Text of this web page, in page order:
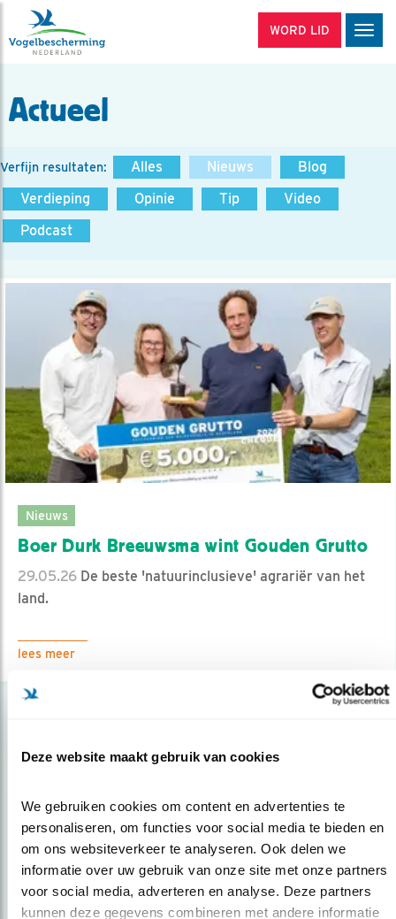
Deze website maakt gebruik van cookies
We gebruiken cookies om content en advertenties te
personaliseren, om functies voor social media te bieden en
om ons websiteverkeer te analyseren. Ook delen we
informatie over uw gebruik van onze site met onze partners
voor social media, adverteren en analyse. Deze partners
kunnen deze gegevens combineren met andere informatie
WORD LID
Actueel
Verfijn resultaten: Alles Nieuws
Blog
Verdieping
Opinie Tip
Video
Podcast
Nieuws
Boer Durk Breeuwsma wint Gouden Grutto
29.05.26 De beste 'natuurinclusieve' agrariër van het
land.
lees meer
Op de hoogte blijven?
over vogels en activiteiten van Vogelbescherming.